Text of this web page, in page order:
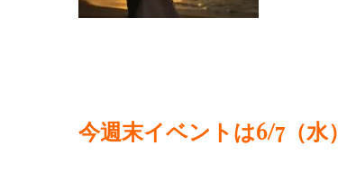
今週末イベントは6/7（水）